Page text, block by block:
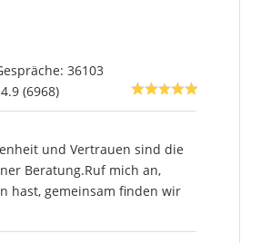
36103
(6968)
und Vertrauen sind die
Beratung.Ruf mich an,
hast, gemeinsam finden wir